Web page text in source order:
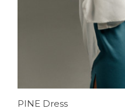
PINE Dress